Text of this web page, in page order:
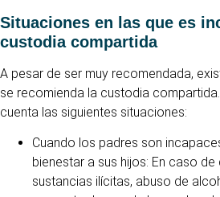
Situaciones en las que es
custodia compartida
A pesar de ser muy recomendada,
se recomienda la custodia
cuenta las siguientes situaciones:
Cuando los padres son
bienestar a sus hijos: En caso
sustancias ilícitas, abuso de